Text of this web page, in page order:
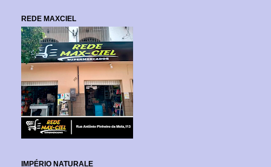
REDE MAXCIEL
IMPÉRIO NATURALE